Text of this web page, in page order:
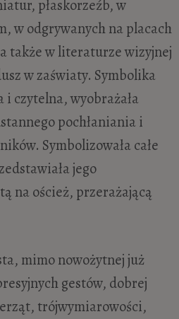
płaskorzeźb, w
w odgrywanych na placach
także w literaturze wizyjnej
w zaświaty. Symbolika
i czytelna, wyobrażała
pochłaniania i
Symbolizowała całe
jego
na oścież, przerażającą
mimo nowożytnej już
gestów, dobrej
trójwymiarowości,